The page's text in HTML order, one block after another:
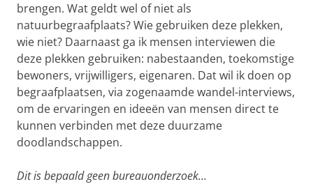
brengen. Wat geldt wel of niet als
natuurbegraafplaats? Wie gebruiken deze plekken,
wie niet? Daarnaast ga ik mensen interviewen die
deze plekken gebruiken: nabestaanden, toekomstige
bewoners, vrijwilligers, eigenaren. Dat wil ik doen op
begraafplaatsen, via zogenaamde wandel-interviews,
om de ervaringen en ideeën van mensen direct te
kunnen verbinden met deze duurzame
doodlandschappen.
Dit is bepaald geen bureauonderzoek…